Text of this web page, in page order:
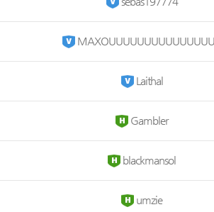
Laithal
Gambler
blackmansol
umzie